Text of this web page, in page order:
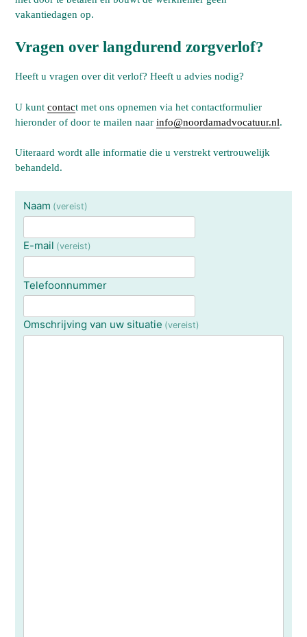
vakantiedagen op.
Vragen over langdurend zorgverlof?
Heeft u vragen over dit verlof? Heeft u advies nodig?
U kuntcontact met ons opnemen via het contactformulier
hieronder of door te mailen naarinfo@noordamadvocatuur.nl.
Uiteraard wordt alle informatie die u verstrekt vertrouwelijk
behandeld.
Naam (vereist)
E-mail (vereist)
Telefoonnummer
Omschrijving van uw situatie (vereist)